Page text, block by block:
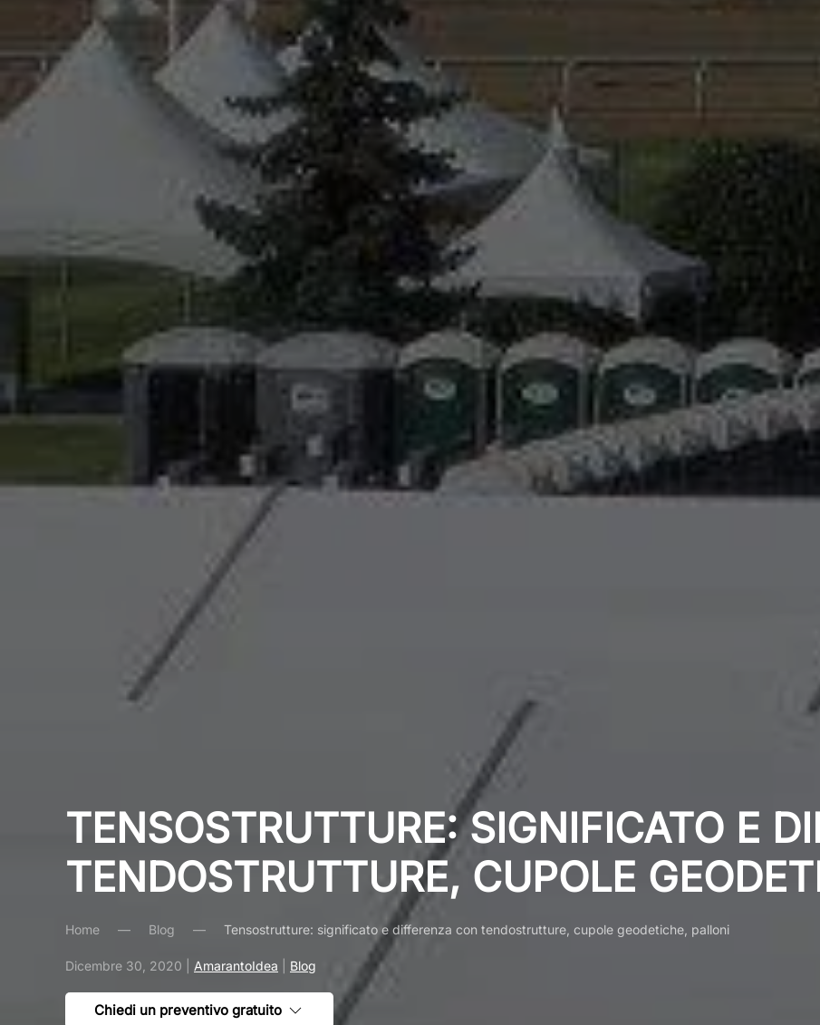
TENSOSTRUTTURE: SIGNIFICATO E
TENDOSTRUTTURE, CUPOLE
Home Blog Tensostrutture: significato e differenza con tendostrutture, cupole geodetiche, palloni
Dicembre 30, 2020 AmarantoIdea Blog
Chiedi un preventivo gratuito